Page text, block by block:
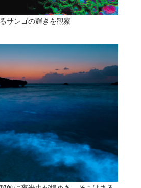
サンゴの輝きを観察